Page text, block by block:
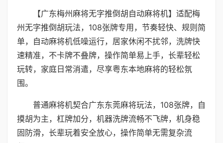
【广东梅州麻将无字推倒胡自动麻将机】适配梅
州无字推倒胡玩法，108张牌专用，节奏轻快、规则简
单，自动麻将机低噪运行，居家休闲不扰邻，洗牌快
速精准，不卡牌不叠牌，操作简单易上手，长辈轻松
玩转，家庭日常消遣，尽享粤东本地麻将的轻松氛
围。
普通麻将机契合广东东莞麻将玩法，108张牌，自
摸胡为主，杠牌加分，机器洗牌流畅不飞牌，机身稳
固防滑，长辈玩着安全放心，操作简单无需复杂流